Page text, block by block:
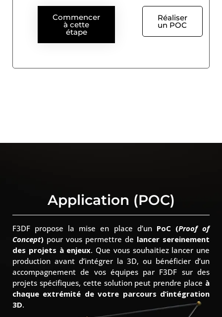
Commencer
à cette
étape
Réaliser
un POC
Application (POC)
F3DF propose la mise en place d’un PoC (Proof of
Concept) pour vous permettre de lancer sereinement
des projets à enjeux. Que vous souhaitiez lancer une
production avant d’intégrer la 3D, ou bénéficier d’un
accompagnement de vos équipes par F3DF sur des
projets spécifiques, cette solution peut prendre place à
chaque extrémité de votre parcours d’intégration
3D.